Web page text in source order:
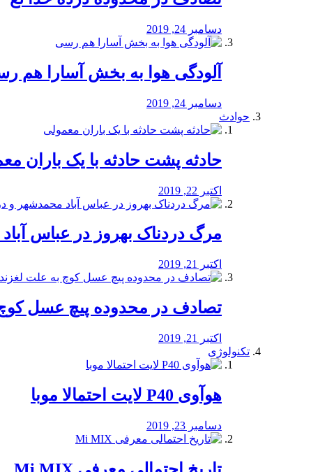
دسامبر 24, 2019
آلودگی هوا به بخش آسارا هم
دسامبر 24, 2019
حوادث
️حادثه پشت حادثه با یک باران
اکتبر 22, 2019
مرگ دردناک بهروز در عباس
اکتبر 21, 2019
تصادف در محدوده پیچ عسل
اکتبر 21, 2019
تکنولوژی
هوآوی P40 لایت احتمالا موبا
دسامبر 23, 2019